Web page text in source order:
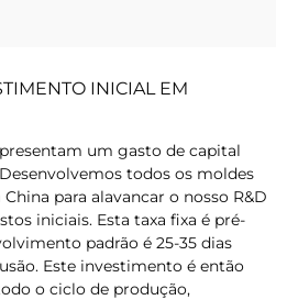
INICIAL EM
um gasto de capital
todos os moldes
para alavancar o nosso R&D
iniciais. Esta taxa fixa é pré-
padrão é 25-35 dias
Este investimento é então
o ciclo de produção,